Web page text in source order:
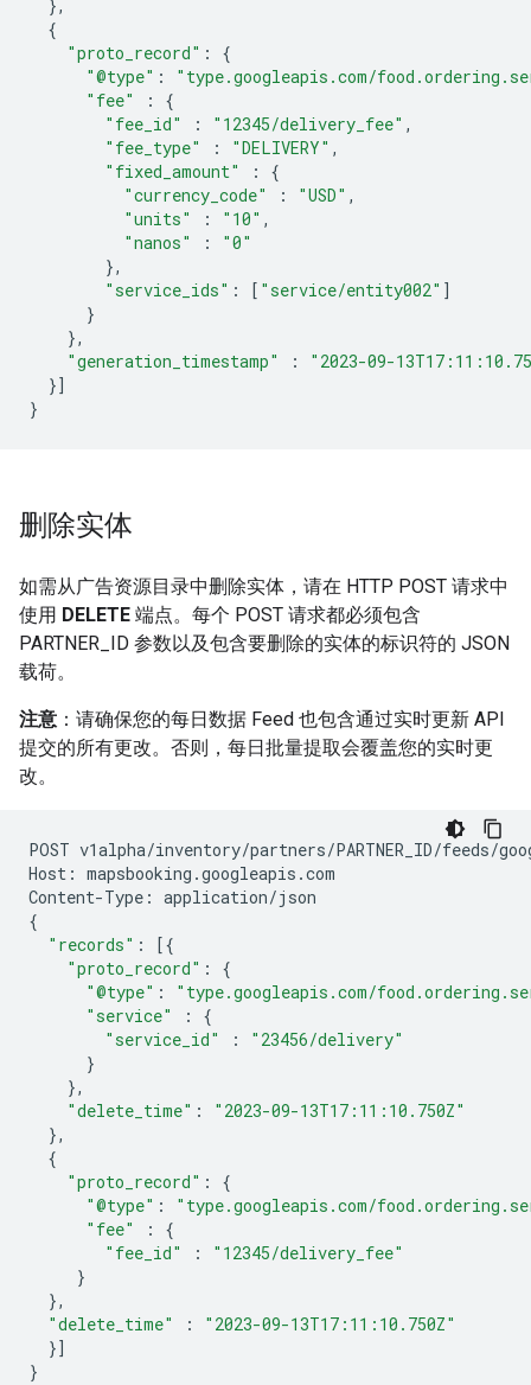
},
{
"proto_record" :
{
"@type" :
"type.googleapis.com/
"fee"
:
{
"fee_id"
: "12345/delivery_fee" ,
"fee_type"
: "DELIVERY" ,
"fixed_amount"
:
{
"currency_code"
: "USD" ,
"units"
: "10" ,
"nanos"
:
"0"
},
"service_ids" : [ "service/entity002" ]
}
},
"generation_timestamp"
:
"2023-09-
}]
}
删除实体
如需从广告资源目录中删除实体，请在 HTTP POST 请求中
使用 DELETE 端点。每个 POST 请求都必须包含
PARTNER_ID 参数以及包含要删除的实体的标识符的 JSON
载荷。
注意 ：请确保您的每日数据 Feed 也包含通过实时更新 API
提交的所有更改。否则，每日批量提取会覆盖您的实时更
改。
POST v1alpha/inventory/partners/PARTNER_ID/feeds/
Host : mapsbooking .googleapis .com
Content-Type : application/json
{
"records" :
[{
"proto_record" :
{
"@type" :
"type.googleapis.com/
"service"
:
{
"service_id"
:
"23456/delivery"
}
},
"delete_time" :
"2023-09-13T17:11:10.750Z"
},
{
"proto_record" :
{
"@type" :
"type.googleapis.com/
"fee"
:
{
"fee_id"
:
"12345/delivery_fee"
}
},
"delete_time"
:
"2023-09-13T17:11:10.750Z"
}]
}